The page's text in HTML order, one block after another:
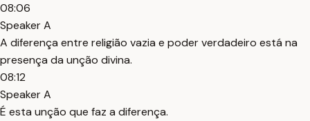
08:06
Speaker A
A diferença entre religião vazia e poder verdadeiro está na
presença da unção divina.
08:12
Speaker A
É esta unção que faz a diferença.